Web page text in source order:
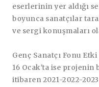
eserlerinin yer aldığı
boyunca sanatçılar
ve sergi konuşmaları
Genç Sanatçı Fonu
16 Ocak'ta ise projenin
itibaren 2021-2022-